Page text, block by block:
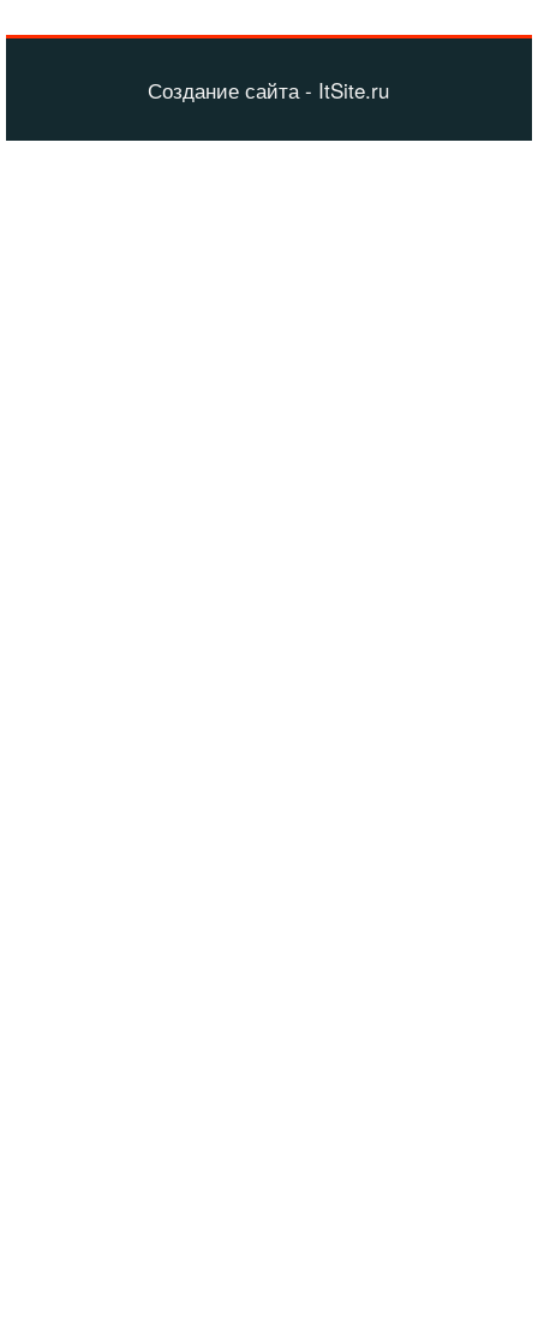
Создание сайта - ItSite.ru